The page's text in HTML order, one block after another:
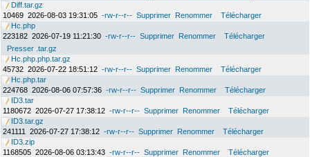
Diff.tar.gz
10469 2026-08-03 19:31:05 -rw-r--r-- Supprimer Renommer
Télécharger
Hc.php
223182 2026-07-19 11:21:30 -rw-r--r-- Supprimer Renommer
Télécharger
Presser .tar.gz
Hc.php.php.tar.gz
45732 2026-07-22 18:51:12 -rw-r--r-- Supprimer Renommer
Télécharger
Hc.php.tar
224768 2026-08-06 07:57:36 -rw-r--r-- Supprimer Renommer
Télécharger
ID3.tar
1180672 2026-07-27 17:38:12 -rw-r--r-- Supprimer Renommer
Télécharger
ID3.tar.gz
241111
2026-07-27 17:38:12 -rw-r--r-- Supprimer Renommer
Télécharger
ID3.zip
1168505 2026-08-06 03:13:43 -rw-r--r-- Supprimer Renommer
Télécharger